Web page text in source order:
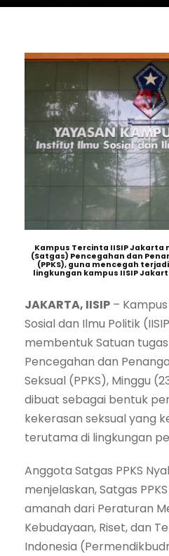
Kampus Tercinta IISIP
(Satgas) Pencegahan dan
(PPKS), guna mencegah
lingkungan kampus IISIP
JAKARTA, IISIP –
Sosial dan Ilmu Politik
membentuk Satuan
Pencegahan dan
Seksual (PPKS), Minggu
dibuat sebagai bentuk
kekerasan seksual yang
terutama di lingkungan
Anggota Satgas PPKS
menjelaskan, Satgas
amanah dari Peraturan
Kebudayaan, Riset, dan
Indonesia